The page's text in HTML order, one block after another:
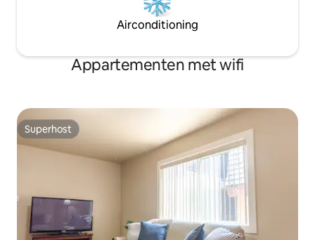
Airconditioning
Appartementen met wifi
Superhost
Superhost